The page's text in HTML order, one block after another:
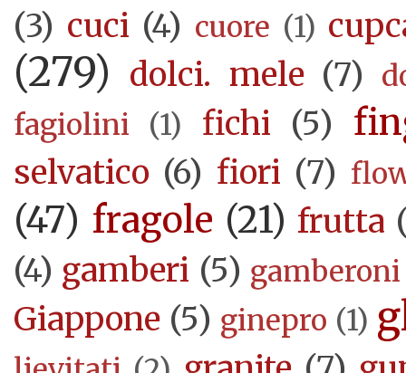
(3) cuci (4) cuore (1)
(279) dolci. mele (7)
fagiolini (1) fichi (5)
selvatico (6) fiori (7)
(47) fragole (21) frutta
(4) gamberi (5) gamberoni
Giappone (5) ginepro (1)